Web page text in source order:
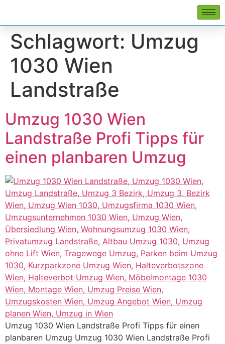
Schlagwort: Umzug
1030 Wien
Landstraße
Umzug 1030 Wien
Landstraße Profi Tipps für
einen planbaren Umzug
Umzug 1030 Wien Landstraße Profi Tipps für einen
planbaren Umzug Umzug 1030 Wien Landstraße Profi